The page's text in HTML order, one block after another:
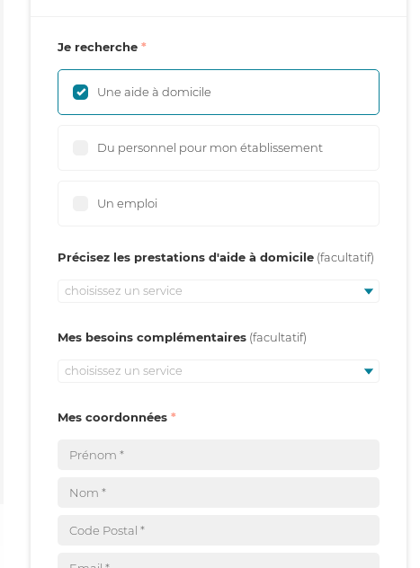
Je recherche
Une aide à domicile
Du personnel pour mon établissement
Un emploi
Précisez les prestations d'aide à domicile
choisissez un service
Mes besoins complémentaires
choisissez un service
Mes coordonnées